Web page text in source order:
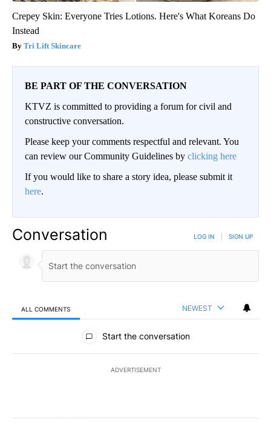
Crepey Skin: Everyone Tries Lotions. Here's What Koreans Do
Instead
Tri Lift Skincare
BE PART OF THE CONVERSATION
KTVZ is committed to providing a forum for civil and
constructive conversation.
Please keep your comments respectful and relevant. You
can review our Community Guidelines by clicking here
If you would like to share a story idea, please submit it
here.
Conversation LOG IN SIGN UP
ALL COMMENTS NEWEST
All Comments
Start the conversation
ADVERTISEMENT